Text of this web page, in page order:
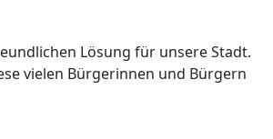
Lösung für unsere Stadt.
vielen Bürgerinnen und Bürgern